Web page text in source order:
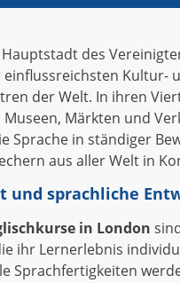
des
einflussreichsten Kultur-
der Welt. In ihren
Märkten und
Sprache in ständiger
aus aller Welt in
und sprachliche
in London
ihr Lernerlebnis
Sprachfertigkeiten